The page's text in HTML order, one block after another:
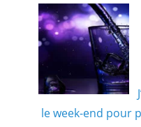
le week-end pour